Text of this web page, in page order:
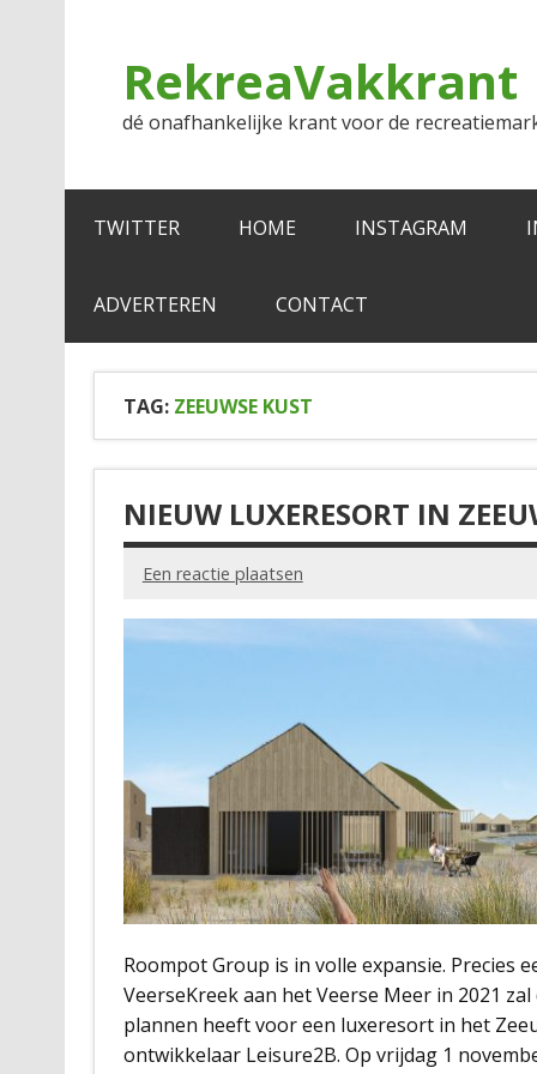
RekreaVakkrant
dé onafhankelijke krant voor de
TWITTER HOME INSTAGRAM
ADVERTEREN CONTACT
TAG: ZEEUWSE KUST
NIEUW LUXERESORT IN
Een reactie plaatsen
Roompot Group is in volle expansie. Precies
VeerseKreek aan het Veerse Meer in 2021
plannen heeft voor een luxeresort in het
ontwikkelaar Leisure2B. Op vrijdag 1